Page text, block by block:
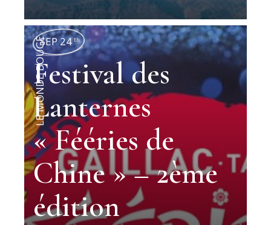
LE MONDE BOUGESEP 24 th
Festival des
Lanternes
« Fééries de
Chine » – 2ème
édition